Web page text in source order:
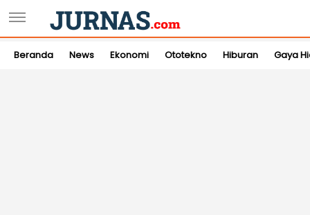
Beranda News Ekonomi Ototekno Hiburan Gaya